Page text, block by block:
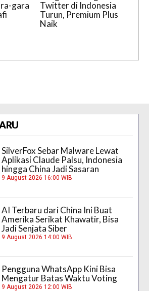
gara
Twitter di Indonesia
Turun, Premium Plus
Naik
SilverFox Sebar Malware Lewat
Aplikasi Claude Palsu, Indonesia
hingga China Jadi Sasaran
9 August 2026 16:00 WIB
AI Terbaru dari China Ini Buat
Amerika Serikat Khawatir, Bisa
Jadi Senjata Siber
9 August 2026 14:00 WIB
Pengguna WhatsApp Kini Bisa
Mengatur Batas Waktu Voting
9 August 2026 12:00 WIB